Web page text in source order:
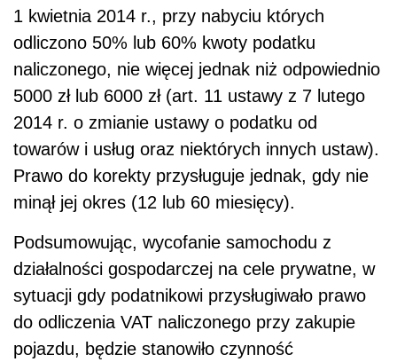
1 kwietnia 2014 r., przy nabyciu których
odliczono 50% lub 60% kwoty podatku
naliczonego, nie więcej jednak niż odpowiednio
5000 zł lub 6000 zł (art. 11 ustawy z 7 lutego
2014 r. o zmianie ustawy o podatku od
towarów i usług oraz niektórych innych ustaw).
Prawo do korekty przysługuje jednak, gdy nie
minął jej okres (12 lub 60 miesięcy).
Podsumowując, wycofanie samochodu z
działalności gospodarczej na cele prywatne, w
sytuacji gdy podatnikowi przysługiwało prawo
do odliczenia VAT naliczonego przy zakupie
pojazdu, będzie stanowiło czynność